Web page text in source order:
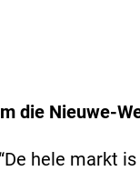
die Nieuwe-
hele markt